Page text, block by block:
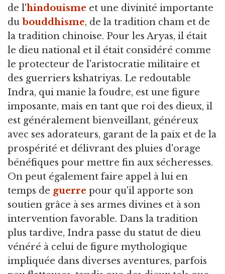
de l'hindouisme et une divinité importante
du bouddhisme, de la tradition cham et de
la tradition chinoise. Pour les Aryas, il était
le dieu national et il était considéré comme
le protecteur de l'aristocratie militaire et
des guerriers kshatriyas. Le redoutable
Indra, qui manie la foudre, est une figure
imposante, mais en tant que roi des dieux, il
est généralement bienveillant, généreux
avec ses adorateurs, garant de la paix et de la
prospérité et délivrant des pluies d'orage
bénéfiques pour mettre fin aux sécheresses.
On peut également faire appel à lui en
temps de guerre pour qu'il apporte son
soutien grâce à ses armes divines et à son
intervention favorable. Dans la tradition
plus tardive, Indra passe du statut de dieu
vénéré à celui de figure mythologique
impliquée dans diverses aventures, parfois